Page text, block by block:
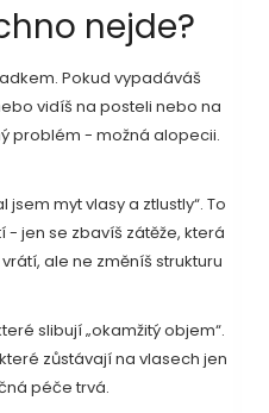
nejde?
Pokud vypadáváš
vidíš na posteli nebo na
problém - možná alopecii.
myt vlasy a ztlustly“. To
- jen se zbavíš zátěže, která
ale ne změníš strukturu
slibují „okamžitý objem“.
zůstávají na vlasech jen
péče trvá.